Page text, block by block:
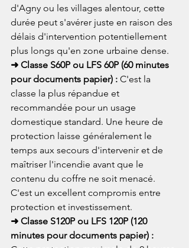
d'Agny ou les villages alentour, cette
durée peut s'avérer juste en raison des
délais d'intervention potentiellement
plus longs qu'en zone urbaine dense.
➜ Classe S60P ou LFS 60P (60 minutes
pour documents papier) : C'est la
classe la plus répandue et
recommandée pour un usage
domestique standard. Une heure de
protection laisse généralement le
temps aux secours d'intervenir et de
maîtriser l'incendie avant que le
contenu du coffre ne soit menacé.
C'est un excellent compromis entre
protection et investissement.
➜ Classe S120P ou LFS 120P (120
minutes pour documents papier) :